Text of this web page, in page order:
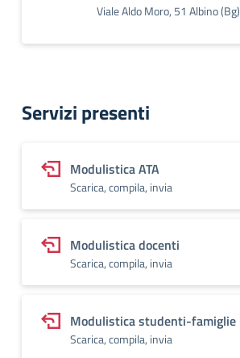
Viale Aldo Moro, 51 Albino (Bg)
Servizi presenti
Modulistica ATA
Scarica, compila, invia
Modulistica docenti
Scarica, compila, invia
Modulistica studenti-famiglie
Scarica, compila, invia